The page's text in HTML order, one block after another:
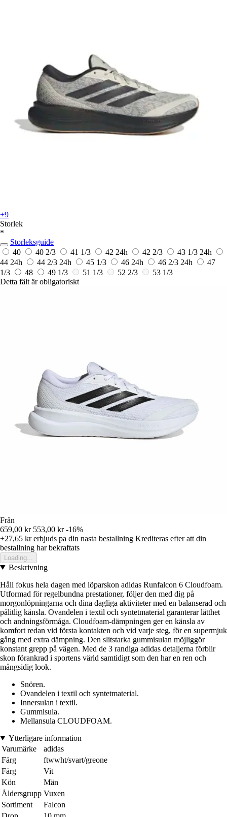
+9
Storlek
*
Storleksguide
40
40 2/3 41 1/3 42 24h 42 2/3 43 1/3 24h
44 24h 44 2/3 24h 45 1/3 46 24h 46 2/3 24h
47
1/3
48 49 1/3 51 1/3 52 2/3
53 1/3
Detta fält är obligatoriskt
Från
659,00 kr 553,00 kr -16%
+27,65 krerbjuds pa din nasta bestallning Krediteras efter att din
bestallning har bekraftats
Loading...
Beskrivning
Håll fokus hela dagen med löparskon adidas Runfalcon 6 Cloudfoam.
Utformad för regelbundna prestationer, följer den med dig på
morgonlöpningarna och dina dagliga aktiviteter med en balanserad och
pålitlig känsla. Ovandelen i textil och syntetmaterial garanterar lätthet
och andningsförmåga. Cloudfoam-dämpningen ger en känsla av
komfort redan vid första kontakten och vid varje steg, för en supermjuk
gång med extra dämpning. Den slitstarka gummisulan möjliggör
konstant grepp på vägen. Med de 3 randiga adidas detaljerna förblir
skon förankrad i sportens värld samtidigt som den har en ren och
mångsidig look.
Snören.
Ovandelen i textil och syntetmaterial.
Innersulan i textil.
Gummisula.
Mellansula CLOUDFOAM.
Ytterligare information
Varumärke
adidas
Färg
ftwwht/svart/greone
Färg
Vit
Kön
Män
Åldersgrupp Vuxen
Sortiment
Falcon